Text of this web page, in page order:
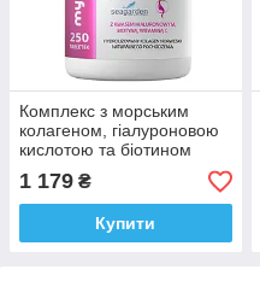
Комплекс з морським
колагеном, гіалуроновою
кислотою та біотином
MyVita Kolagen Skin&Hair
250шт. Доставка з ЄС
1 179 ₴
Купити